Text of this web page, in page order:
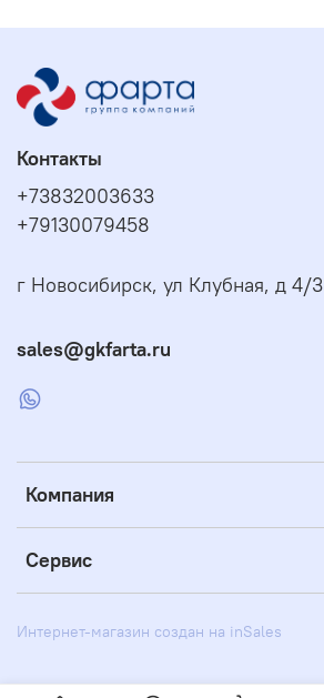
Компания
Сервис
Контакты
+73832003633
+79130079458
г Новосибирск, ул Клубная, д 4/3
sales@gkfarta.ru
Интернет-магазин создан на inSales